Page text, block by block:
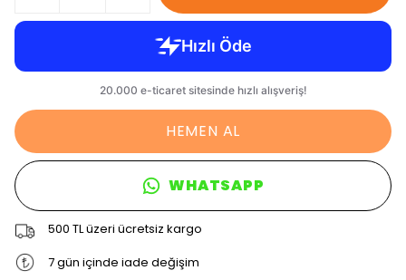
HEMEN AL
WHATSAPP
500 TL üzeri ücretsiz kargo
7 gün içinde iade değişim